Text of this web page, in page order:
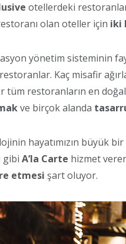
otellerdeki
olan oteller için iki
yönetim sisteminin
restoranlar. Kaç misafir
tüm restoranların en
ve birçok alanda
hayatımızın büyük bir
gibi A’la Carte hizmet
etmesi şart oluyor.